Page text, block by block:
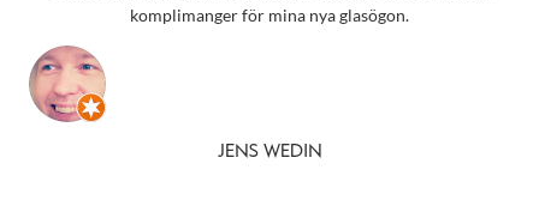
komplimanger för mina nya glasögon.
JENS WEDIN